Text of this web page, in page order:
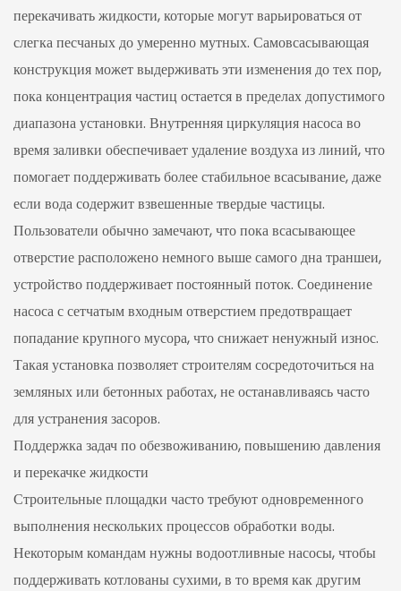
перекачивать жидкости, которые могут варьироваться от
слегка песчаных до умеренно мутных. Самовсасывающая
конструкция может выдерживать эти изменения до тех пор,
пока концентрация частиц остается в пределах допустимого
диапазона установки. Внутренняя циркуляция насоса во
время заливки обеспечивает удаление воздуха из линий, что
помогает поддерживать более стабильное всасывание, даже
если вода содержит взвешенные твердые частицы.
Пользователи обычно замечают, что пока всасывающее
отверстие расположено немного выше самого дна траншеи,
устройство поддерживает постоянный поток. Соединение
насоса с сетчатым входным отверстием предотвращает
попадание крупного мусора, что снижает ненужный износ.
Такая установка позволяет строителям сосредоточиться на
земляных или бетонных работах, не останавливаясь часто
для устранения засоров.
Поддержка задач по обезвоживанию, повышению давления
и перекачке жидкости
Строительные площадки часто требуют одновременного
выполнения нескольких процессов обработки воды.
Некоторым командам нужны водоотливные насосы, чтобы
поддерживать котлованы сухими, в то время как другим